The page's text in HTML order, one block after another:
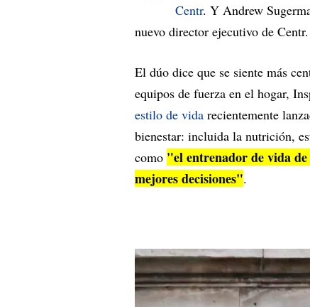
Centr. Y Andrew
nuevo director ejecutivo de
El dúo dice que se siente más
equipos de fuerza en el hogar,
estilo de vida recientemente
bienestar: incluida la nutrición,
como "el entrenador de vida
mejores decisiones".